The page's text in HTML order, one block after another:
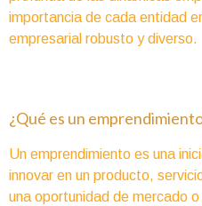
importancia de cada entidad
empresarial robusto y diverso.
¿Qué es un
Un emprendimiento es una
innovar en un producto,
una oportunidad de mercado